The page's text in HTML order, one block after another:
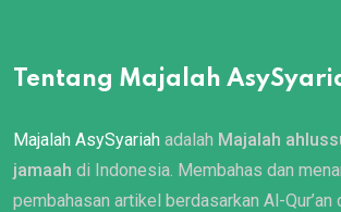
Tentang Majalah
Majalah AsySyariah adalah Majalah
jamaah di Indonesia. Membahas dan
pembahasan artikel berdasarkan Al-Qur’an